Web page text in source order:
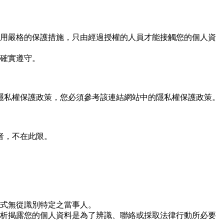
嚴格的保護措施，只由經過授權的人員才能接觸您的個人資
實遵守。
權保護政策，您必須參考該連結網站中的隱私權保護政策。
不在此限。
無從識別特定之當事人。
揭露您的個人資料是為了辨識、聯絡或採取法律行動所必要